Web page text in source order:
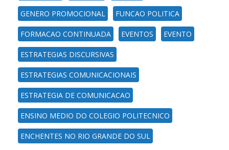
GENERO PROMOCIONAL FUNCAO POLITICA
FORMACAO CONTINUADA EVENTOS EVENTO
ESTRATEGIAS DISCURSIVAS
ESTRATEGIAS COMUNICACIONAIS
ESTRATEGIA DE COMUNICACAO
ENSINO MEDIO DO COLEGIO POLITECNICO
ENCHENTES NO RIO GRANDE DO SUL